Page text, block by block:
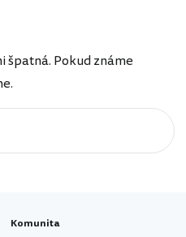
špatná. Pokud známe
Komunita